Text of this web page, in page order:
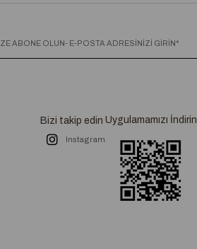
Bizi takip edin
Instagram
Uygulamamızı İndirin